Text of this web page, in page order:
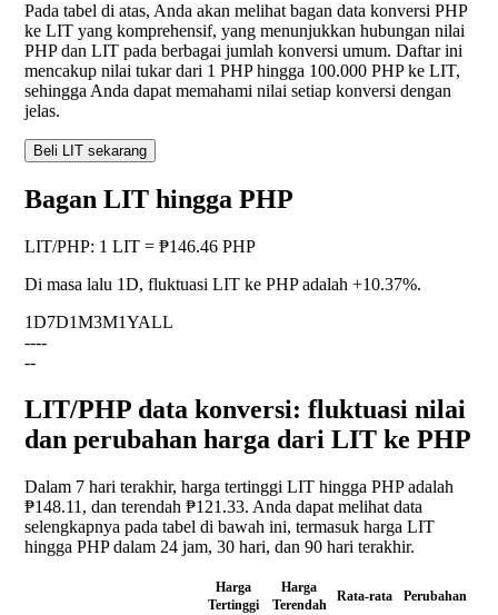
Pada tabel di atas, Anda akan melihat bagan data konversi PHP
ke LIT yang komprehensif, yang menunjukkan hubungan nilai
PHP dan LIT pada berbagai jumlah konversi umum. Daftar ini
mencakup nilai tukar dari 1 PHP hingga 100.000 PHP ke LIT,
sehingga Anda dapat memahami nilai setiap konversi dengan
jelas.
Beli LIT sekarang
Bagan LIT hingga PHP
LIT/PHP: 1 LIT = ₱146.46 PHP
Di masa lalu 1D, fluktuasi LIT ke PHP adalah +10.37%.
1D7D1M3M1YALL
----
--
LIT/PHP data konversi: fluktuasi nilai
dan perubahan harga dari LIT ke PHP
Dalam 7 hari terakhir, harga tertinggi LIT hingga PHP adalah
₱148.11, dan terendah ₱121.33. Anda dapat melihat data
selengkapnya pada tabel di bawah ini, termasuk harga LIT
hingga PHP dalam 24 jam, 30 hari, dan 90 hari terakhir.
Harga
Tertinggi
Harga
Terendah
Rata-rata
Perubahan